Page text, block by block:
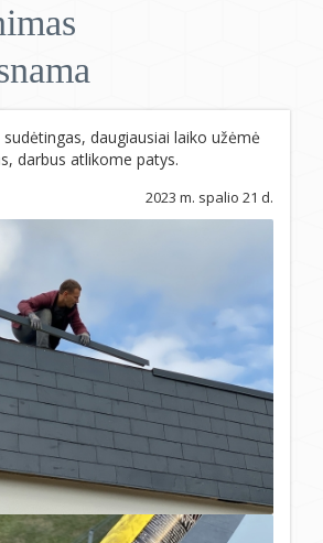
daugiausiai laiko užėmė
darbus atlikome patys.
2023 m. spalio 21 d.